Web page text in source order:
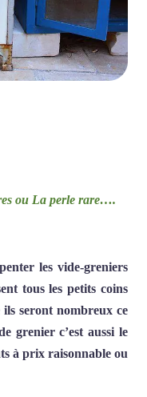
ou La perle rare….
les vide-greniers
tous les petits coins
seront nombreux ce
grenier c’est aussi le
à prix raisonnable ou